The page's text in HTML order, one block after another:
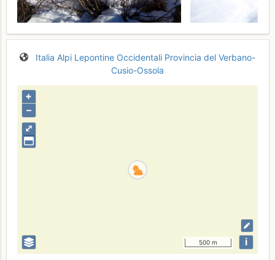
Italia Alpi Lepontine Occidentali Provincia del Verbano-
Cusio-Ossola
⤢
+
–
500 m i